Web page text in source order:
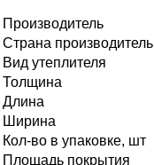
Производитель
Страна производитель
Вид утеплителя
Толщина
Длина
Ширина
Кол-во в упаковке, шт
Площадь покрытия